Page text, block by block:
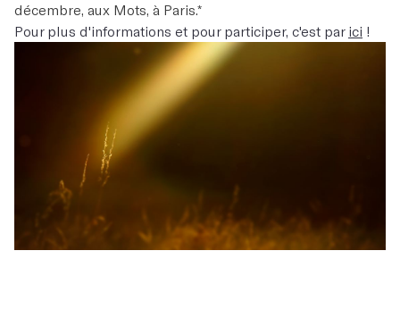
décembre, aux Mots, à Paris.*
Pour plus d'informations et pour participer, c'est par ici !